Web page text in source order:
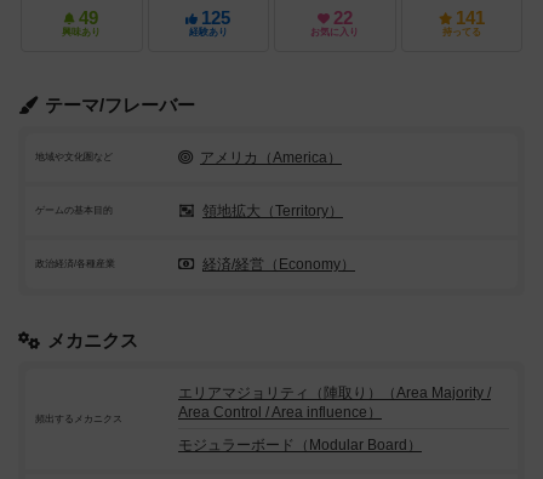
49
興味あり
125
経験あり
22
お気に入り
141
持ってる
テーマ/フレーバー
地域や文化圏など アメリカ（America）
ゲームの基本目的 領地拡大（Territory）
政治経済/各種産業 経済/経営（Economy）
メカニクス
頻出するメカニクス
エリアマジョリティ（陣取り）（Area Majority /
Area Control / Area influence）
モジュラーボード（Modular Board）